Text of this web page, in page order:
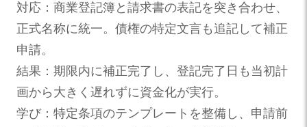
対応：商業登記簿と請求書の表記を突き合わせ、
正式名称に統一。債権の特定文言も追記して補正
申請。
結果：期限内に補正完了し、登記完了日も当初計
画から大きく遅れずに資金化が実行。
学び：特定条項のテンプレートを整備し、申請前